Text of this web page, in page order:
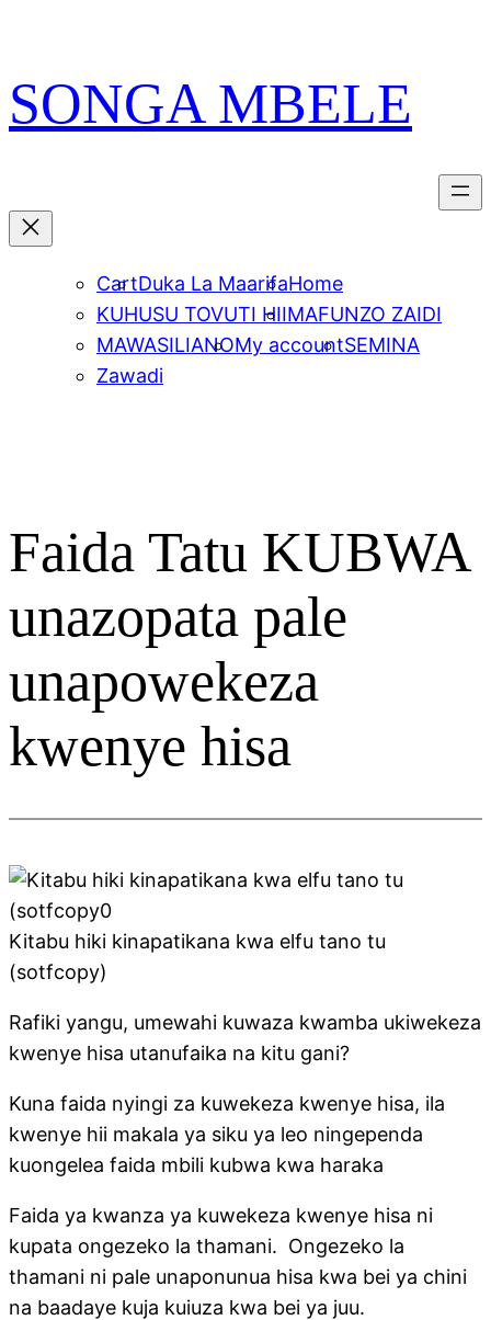
content
SONGA MBELE
CartDuka La MaarifaHome
KUHUSU TOVUTI HIIMAFUNZO ZAIDI
MAWASILIANOMy accountSEMINA
Zawadi
Faida Tatu KUBWA
unazopata pale
unapowekeza
kwenye hisa
Kitabu hiki kinapatikana kwa elfu tano tu
(sotfcopy)
Rafiki yangu, umewahi kuwaza kwamba ukiwekeza
kwenye hisa utanufaika na kitu gani?
Kuna faida nyingi za kuwekeza kwenye hisa, ila
kwenye hii makala ya siku ya leo ningependa
kuongelea faida mbili kubwa kwa haraka
Faida ya kwanza ya kuwekeza kwenye hisa ni
kupata ongezeko la thamani. Ongezeko la
thamani ni pale unaponunua hisa kwa bei ya chini
na baadaye kuja kuiuza kwa bei ya juu.